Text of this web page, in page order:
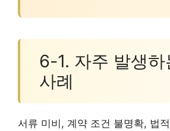
6-1. 자주 발생하
사례
서류 미비, 계약 조건 불명확, 법